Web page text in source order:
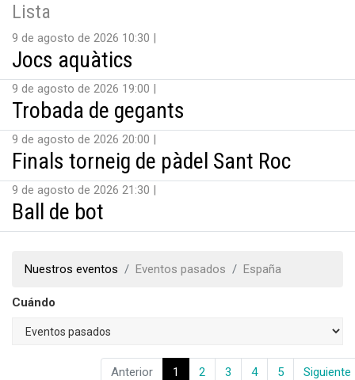
Lista
9 de agosto de 2026 10:30
Jocs aquàtics
9 de agosto de 2026 19:00
Trobada de gegants
9 de agosto de 2026 20:00
Finals torneig de pàdel Sant Roc
9 de agosto de 2026 21:30
Ball de bot
Nuestros eventos Eventos pasados España
Cuándo
Anterior 1 2 3 4 5 Siguiente